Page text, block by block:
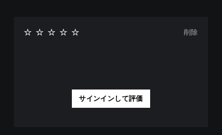
サインインして評価
削除